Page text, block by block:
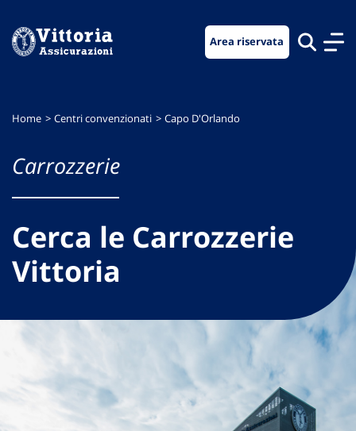
menu
contenuto
footer
Area riservata
Home Centri convenzionati Capo D'Orlando
Carrozzerie
Cerca le Carrozzerie
Vittoria